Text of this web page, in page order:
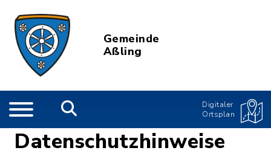
Gemeinde
Aßling
Digitaler
Ortsplan
Datenschutzhinweise